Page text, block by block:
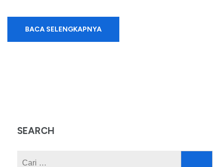
BACA SELENGKAPNYA
SEARCH